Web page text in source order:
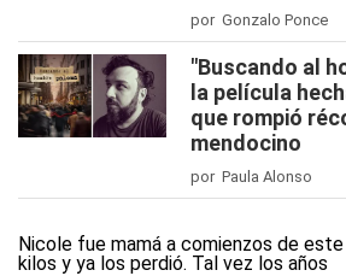
por Gonzalo Ponce
"Buscando al
la película
que rompió
mendocino
por Paula Alonso
Nicole fue mamá a comienzos de
kilos y ya los perdió. Tal vez los años